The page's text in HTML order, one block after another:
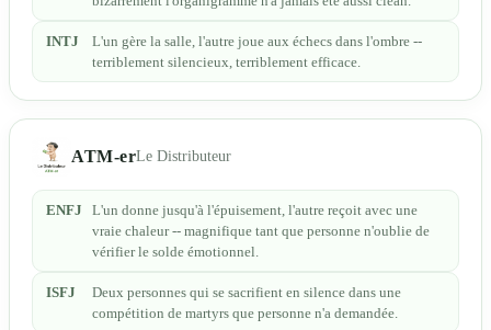
INTJ
L'un gère la salle, l'autre joue aux échecs dans l'ombre --
terriblement silencieux, terriblement efficace.
ATM-erLe Distributeur
ENFJ
L'un donne jusqu'à l'épuisement, l'autre reçoit avec une
vraie chaleur -- magnifique tant que personne n'oublie de
vérifier le solde émotionnel.
ISFJ
Deux personnes qui se sacrifient en silence dans une
compétition de martyrs que personne n'a demandée.